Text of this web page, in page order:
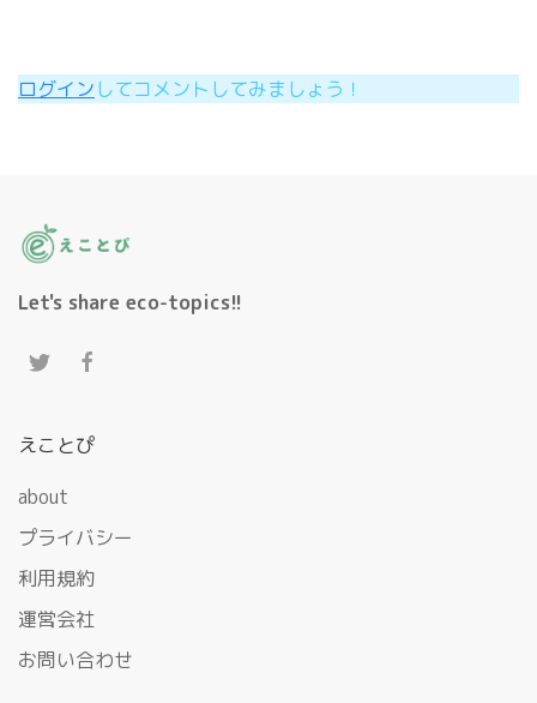
ログインしてコメントしてみましょう！
Let's share eco-topics!!
えことぴ
about
プライバシー
利用規約
運営会社
お問い合わせ